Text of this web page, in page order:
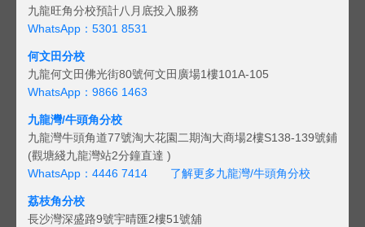
九龍旺角分校預計八月底投入服務
WhatsApp：5301 8531
何文田分校
九龍何文田佛光街80號何文田廣場1樓101A-105
WhatsApp：9866 1463
九龍灣/牛頭角分校
九龍灣牛頭角道77號淘大花園二期淘大商場2樓S138-139號鋪
(觀塘綫九龍灣站2分鐘直達 )
WhatsApp：4446 7414
了解更多九龍灣/牛頭角分校
荔枝角分校
長沙灣深盛路9號宇晴匯2樓51號舖